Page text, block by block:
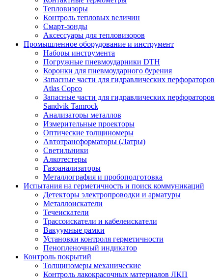
Тепловизоры
Контроль тепловых величин
Смарт-зонды
Аксессуары для тепловизоров
Промышленное оборудование и инструмент
Наборы инструмента
Погружные пневмоударники DTH
Коронки для пневмоударного бурения
Запасные части для гидравлических перфораторов
Atlas Copco
Запасные части для гидравлических перфораторов
Sandvik Tamrock
Анализаторы металлов
Измерительные проекторы
Оптические толщиномеры
Автотрансформаторы (Латры)
Светильники
Алкотестеры
Газоанализаторы
Металлография и пробоподготовка
Испытания на герметичность и поиск коммуникаций
Детекторы электропроводки и арматуры
Металлоискатели
Течеискатели
Трассоискатели и кабелеискатели
Вакуумные рамки
Установки контроля герметичности
Пенопленочный индикатор
Контроль покрытий
Толщиномеры механические
Контроль лакокрасочных материалов ЛКП